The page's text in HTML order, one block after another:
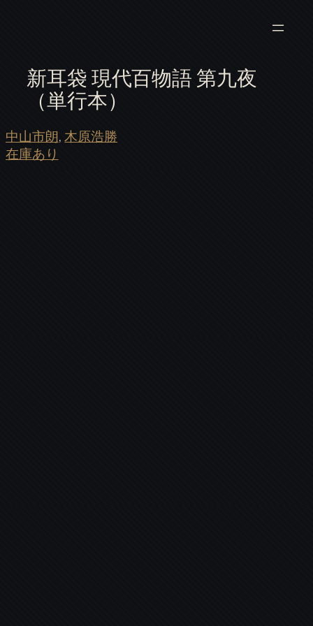
新耳袋 現代百物語 第九夜
（単行本）
中山市朗, 木原浩勝
在庫あり